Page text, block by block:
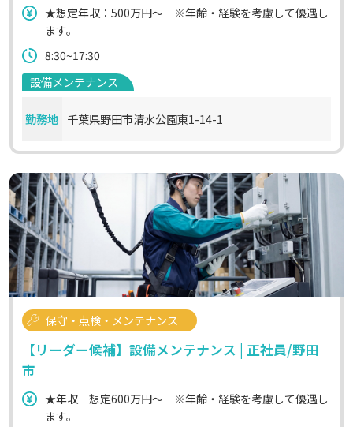
★想定年収：500万円～ ※年齢・経験を考慮して優遇し
ます。
8:30~17:30
設備メンテナンス
勤務地 千葉県野田市清水公園東1-14-1
保守・点検・メンテナンス
【リーダー候補】設備メンテナンス | 正社員/野田
市
★年収 想定600万円～ ※年齢・経験を考慮して優遇し
ます。